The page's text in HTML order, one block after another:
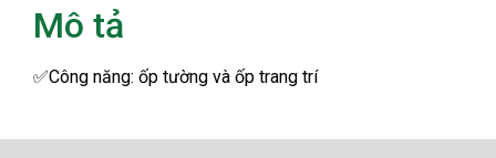
Mô tả
✅Công năng: ốp tường và ốp trang trí